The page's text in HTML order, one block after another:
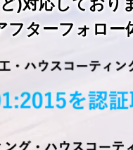
フターフォロー